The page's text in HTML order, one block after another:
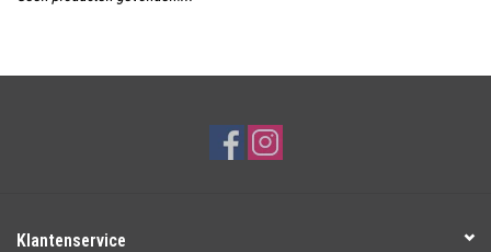
Cadeaubonnen
Klantenservice